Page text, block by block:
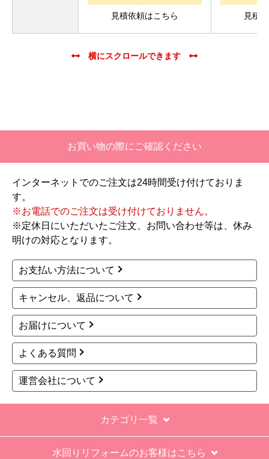
見積依頼はこちら 見積
お買い物の際にご確認ください
インターネットでのご注文は24時間受け付けておりま
す。
※お電話でのご注文は受け付けておりません。
※定休日にいただいたご注文、お問い合わせ等は、休み
明けの対応となります。
お支払い方法について
キャンセル、返品について
お届けについて
よくある質問
運営会社について
カテゴリ一覧
水回りリフォームのお客様はこちら